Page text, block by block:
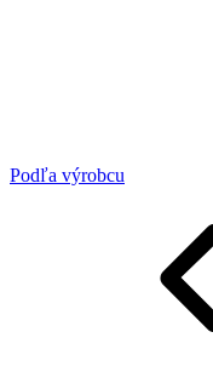
Podľa výrobcu